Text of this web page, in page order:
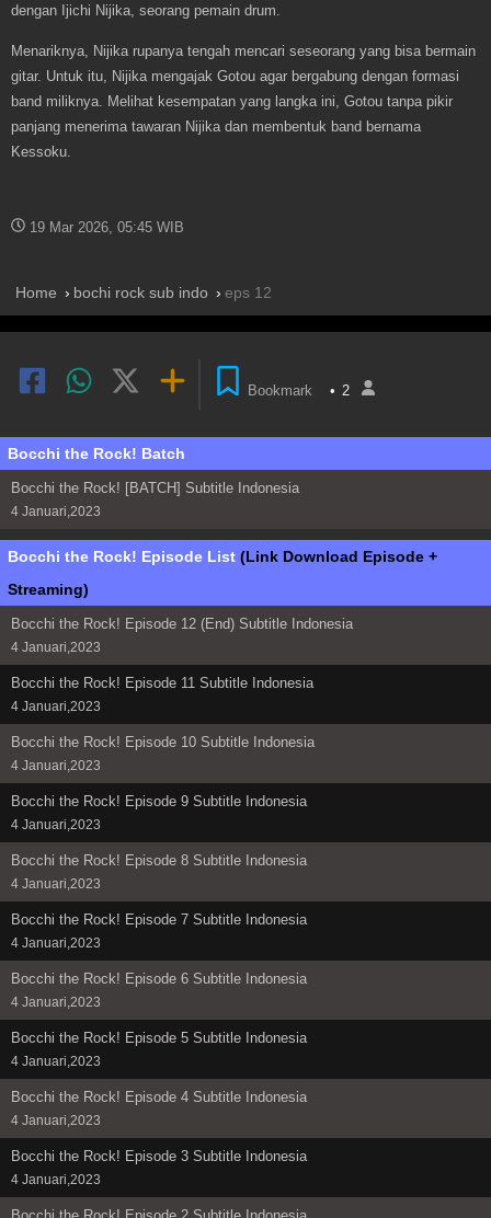
dengan Ijichi Nijika, seorang pemain drum.
Menariknya, Nijika rupanya tengah mencari seseorang yang bisa bermain
gitar. Untuk itu, Nijika mengajak Gotou agar bergabung dengan formasi
band miliknya. Melihat kesempatan yang langka ini, Gotou tanpa pikir
panjang menerima tawaran Nijika dan membentuk band bernama
Kessoku.
19 Mar 2026, 05:45 WIB
Home bochi rock sub indo eps 12
Bookmark • 2
Bocchi the Rock! Batch
Bocchi the Rock! [BATCH] Subtitle Indonesia
4 Januari,2023
Bocchi the Rock! Episode List (Link Download Episode +
Streaming)
Bocchi the Rock! Episode 12 (End) Subtitle Indonesia
4 Januari,2023
Bocchi the Rock! Episode 11 Subtitle Indonesia
4 Januari,2023
Bocchi the Rock! Episode 10 Subtitle Indonesia
4 Januari,2023
Bocchi the Rock! Episode 9 Subtitle Indonesia
4 Januari,2023
Bocchi the Rock! Episode 8 Subtitle Indonesia
4 Januari,2023
Bocchi the Rock! Episode 7 Subtitle Indonesia
4 Januari,2023
Bocchi the Rock! Episode 6 Subtitle Indonesia
4 Januari,2023
Bocchi the Rock! Episode 5 Subtitle Indonesia
4 Januari,2023
Bocchi the Rock! Episode 4 Subtitle Indonesia
4 Januari,2023
Bocchi the Rock! Episode 3 Subtitle Indonesia
4 Januari,2023